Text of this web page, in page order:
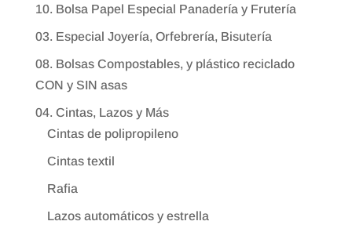
10. Bolsa Papel Especial Panadería y Frutería
03. Especial Joyería, Orfebrería, Bisutería
08. Bolsas Compostables, y plástico reciclado
CON y SIN asas
04. Cintas, Lazos y Más
Cintas de polipropileno
Cintas textil
Rafia
Lazos automáticos y estrella